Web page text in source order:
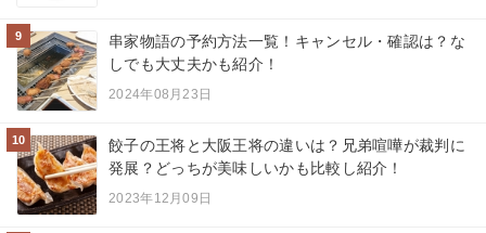
9
串家物語の予約方法一覧！キャンセル・確認は？な
しでも大丈夫かも紹介！
2024年08月23日
10
餃子の王将と大阪王将の違いは？兄弟喧嘩が裁判に
発展？どっちが美味しいかも比較し紹介！
2023年12月09日